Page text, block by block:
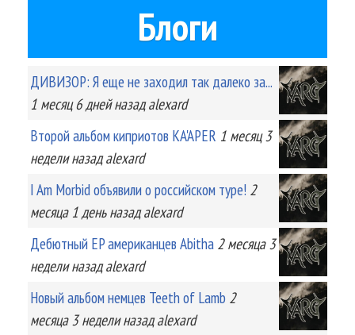
Блоги
ДИВИЗОР: Я еще не заходил так далеко за...
1 месяц 6 днейназад alexard
Второй альбом киприотов KA'APER 1 месяц 3
неделиназад alexard
I Am Morbid объявили о российском туре! 2
месяца 1 деньназад alexard
Дебютный EP американцев Abitha 2 месяца 3
неделиназад alexard
Новый альбом немцев Teeth of Lamb 2
месяца 3 неделиназад alexard